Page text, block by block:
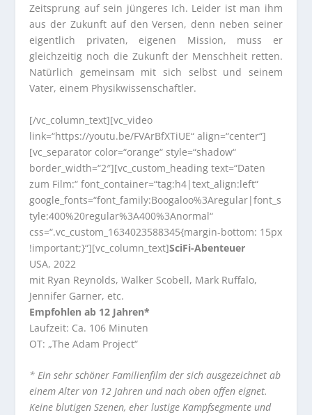
Zeitsprung auf sein jüngeres Ich. Leider ist man ihm
aus der Zukunft auf den Versen, denn neben seiner
eigentlich privaten, eigenen Mission, muss er
gleichzeitig noch die Zukunft der Menschheit retten.
Natürlich gemeinsam mit sich selbst und seinem
Vater, einem Physikwissenschaftler.
[/vc_column_text][vc_video
link=“https://youtu.be/FVArBfXTiUE“ align=“center“]
[vc_separator color=“orange“ style=“shadow“
border_width=“2″][vc_custom_heading text=“Daten
zum Film:“ font_container=“tag:h4|text_align:left“
google_fonts=“font_family:Boogaloo%3Aregular|font_s
tyle:400%20regular%3A400%3Anormal“
css=“.vc_custom_1634023588345{margin-bottom: 15px
!important;}“][vc_column_text]SciFi-Abenteuer
USA, 2022
mit Ryan Reynolds, Walker Scobell, Mark Ruffalo,
Jennifer Garner, etc.
Empfohlen ab 12 Jahren*
Laufzeit: Ca. 106 Minuten
OT: „The Adam Project“
* Ein sehr schöner Familienfilm der sich ausgezeichnet ab
einem Alter von 12 Jahren und nach oben offen eignet.
Keine blutigen Szenen, eher lustige Kampfsegmente und